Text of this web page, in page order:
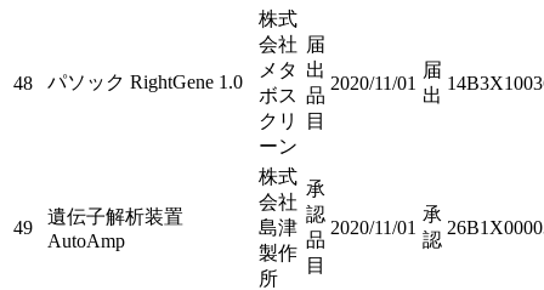
48 パソック RightGene 1.0
株式
会社
メタ
ボス
クリ
ーン
届
出
品
目
2020/11/01
届
出
49
遺伝子解析装置
AutoAmp
株式
会社
島津
製作
所
承
認
品
目
2020/11/01
承
認